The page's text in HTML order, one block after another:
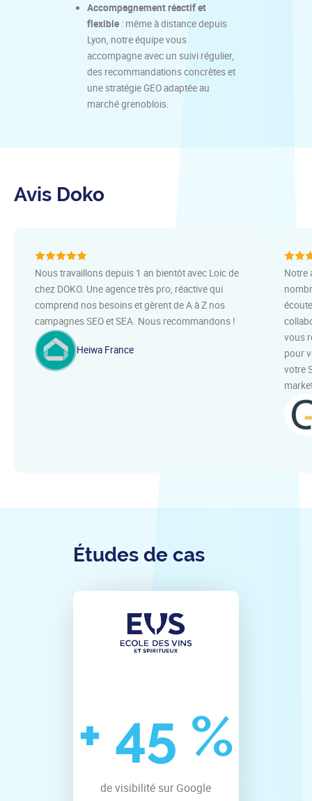
Accompagnement réactif et
flexible: même à distance depuis
Lyon, notre équipe vous
accompagne avec un suivi régulier,
des recommandations concrètes et
une stratégie GEO adaptée au
marché grenoblois.
Avis Doko
Nous travaillons depuis 1 an bientôt avec Loic de
chez DOKO. Une agence très pro, réactive qui
comprend nos besoins et gèrent de A à Z nos
campagnes SEO et SEA. Nous recommandons !
Heiwa France
Notre
vous
pour
votre
Études de cas
+ 45 %
de visibilité sur Google